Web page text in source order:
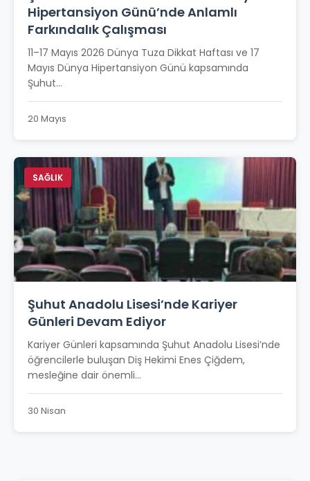
Hipertansiyon Günü’nde Anlamlı
Farkındalık Çalışması
11–17 Mayıs 2026 Dünya Tuza Dikkat Haftası ve 17
Mayıs Dünya Hipertansiyon Günü kapsamında
Şuhut...
20 Mayıs
SAĞLIK
Şuhut Anadolu Lisesi’nde Kariyer
Günleri Devam Ediyor
Kariyer Günleri kapsamında Şuhut Anadolu Lisesi’nde
öğrencilerle buluşan Diş Hekimi Enes Çiğdem,
mesleğine dair önemli...
30 Nisan